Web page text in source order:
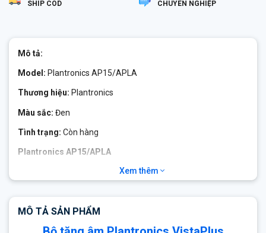
SHIP COD
CHUYÊN NGHIỆP
Mô tả:
Model: Plantronics AP15/APLA
Thương hiệu: Plantronics
Màu sắc: Đen
Tình trạng: Còn hàng
Plantronics AP15/APLA
Bộ xử lý âm thanh Plantronic VistaPlus AP15 được thiết kế
cho các chuyên gia văn phòng, những người cần sử dụng tai
tần số được hỗ trợ bởi AudioIQ DSP, và các thuật toán giảm
Xem thêm
MÔ TẢ SẢN PHẨM